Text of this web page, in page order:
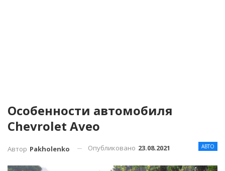
Особенности автомобиля
Chevrolet Aveo
АВТО
Автор Pakholenko Опубликовано 23.08.2021